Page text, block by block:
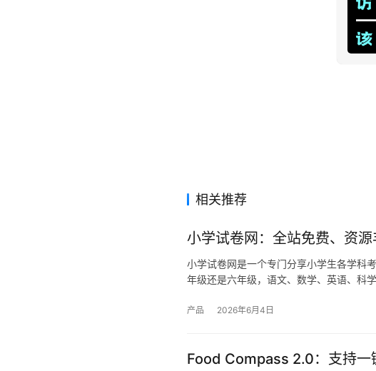
相关推荐
小学试卷网：全站免费、资源
小学试卷网是一个专门分享小学生各学科
年级还是六年级，语文、数学、英语、科
产品 2026年6月4日
Food Compass 2.0：支持一